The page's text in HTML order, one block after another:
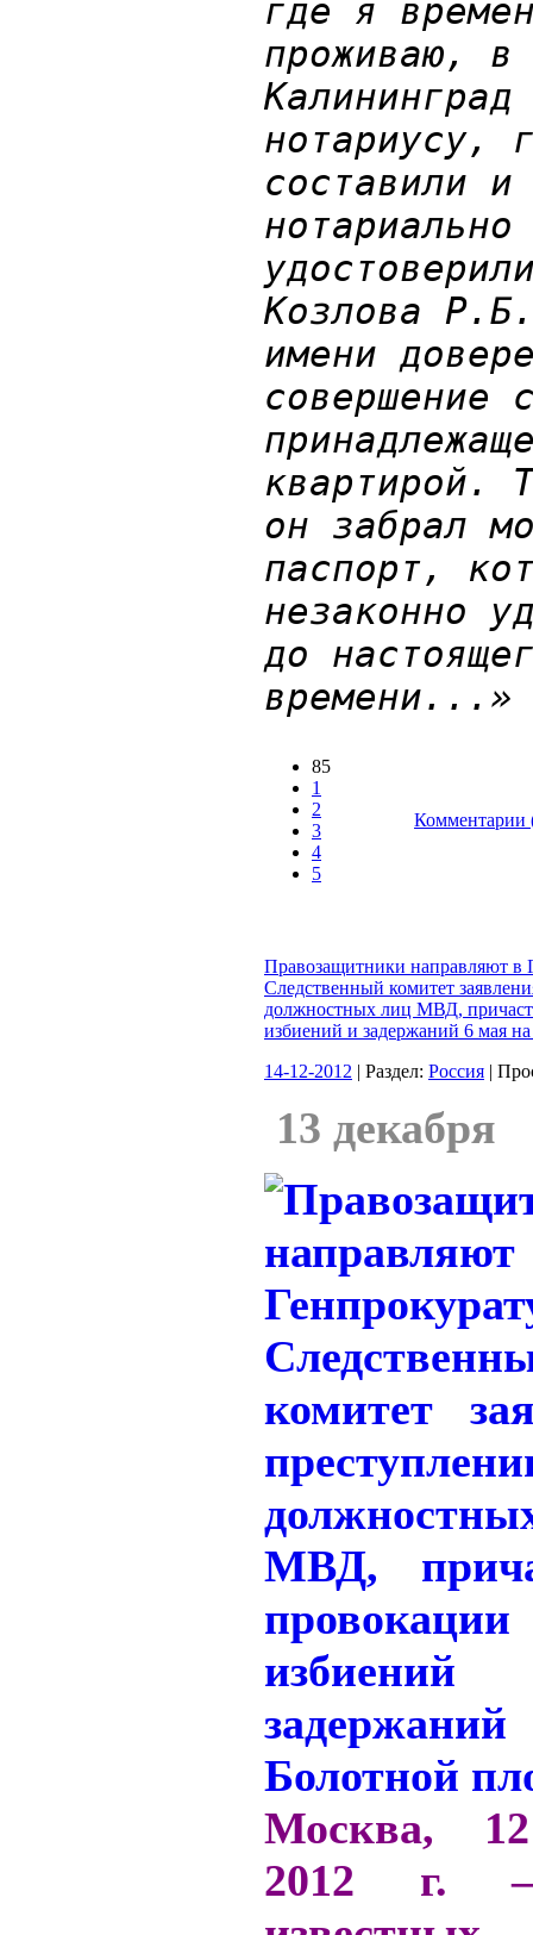
где я
проживаю, в
Калининград
нотариусу,
составили и
нотариально
Козлова
имени
совершение
квартирой.
он забрал
паспорт,
незаконно
до
времени...»
85
1
2
3
4
5
Комментарии
Правозащитники направляют в
Следственный комитет
должностных лиц МВД,
избиений и задержаний 6 мая
14-12-2012 | Раздел: Россия |
13 декабря
Москва, 12
2012 г.